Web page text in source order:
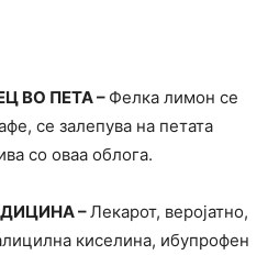
ВО ПЕТА – Фелка лимон се
се залепува на петата
со оваа облога.
–Лекарот, веројатно,
киселина, ибупрофен